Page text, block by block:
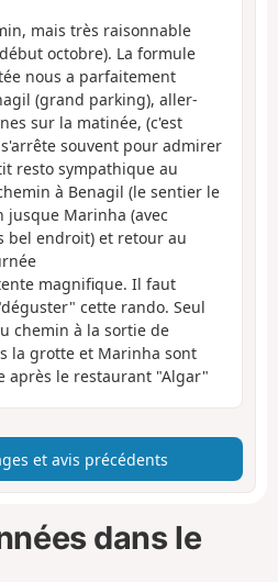
mais très raisonnable
octobre). La formule
nous a parfaitement
(grand parking), aller-
sur la matinée, (c'est
souvent pour admirer
resto sympathique au
à Benagil (le sentier le
jusque Marinha (avec
bel endroit) et retour au
magnifique. Il faut
cette rando. Seul
chemin à la sortie de
la grotte et Marinha sont
après le restaurant "Algar"
et avis précédents
dans le